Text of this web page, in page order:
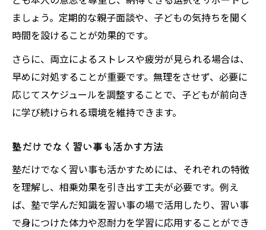
ましょう。定期的な親子面談や、子どもの気持ちを聞く
時間を設けることが効果的です。
さらに、両立によるストレスや疲労が見られる場合は、
早めに対処することが重要です。無理をさせず、必要に
応じてスケジュールを調整することで、子どもが前向き
に学び続けられる環境を維持できます。
塾だけでなく習い事も活かす方法
塾だけでなく習い事も活かすためには、それぞれの特徴
を理解し、相乗効果を引き出す工夫が必要です。例え
ば、塾で学んだ知識を習い事の場で活用したり、習い事
で身につけた体力や忍耐力を学習に応用することができ